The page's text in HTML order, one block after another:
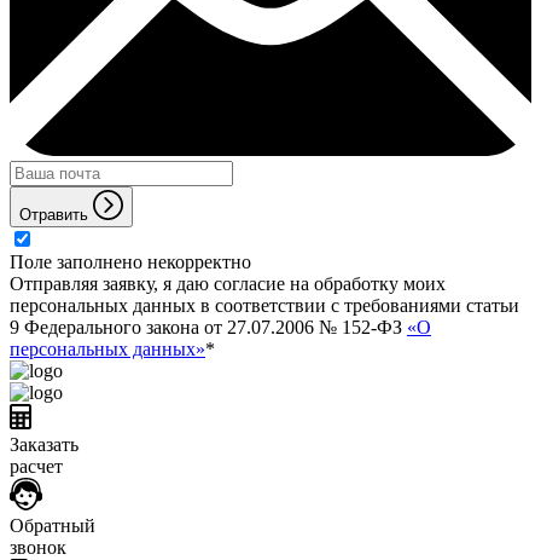
Отравить
Поле заполнено некорректно
Отправляя заявку, я даю согласие на обработку моих
персональных данных в соответствии с требованиями статьи
9 Федерального закона от 27.07.2006 № 152-ФЗ «О
персональных данных»*
Заказать
расчет
Обратный
звонок